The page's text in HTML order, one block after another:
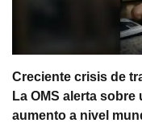
Creciente crisis de
La OMS alerta
aumento a nivel